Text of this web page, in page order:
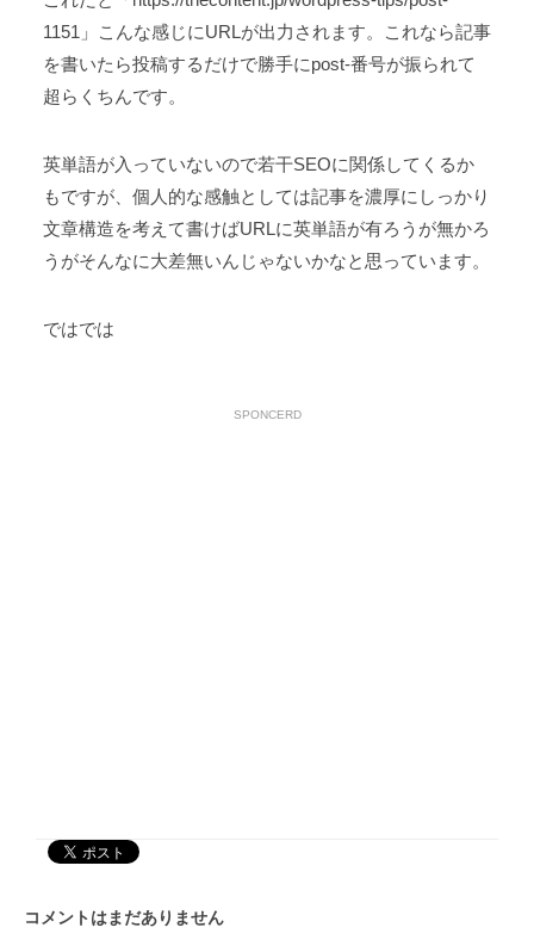
1151」こんな感じにURLが出力されます。これなら記事
を書いたら投稿するだけで勝手にpost-番号が振られて
超らくちんです。
英単語が入っていないので若干SEOに関係してくるか
もですが、個人的な感触としては記事を濃厚にしっかり
文章構造を考えて書けばURLに英単語が有ろうが無かろ
うがそんなに大差無いんじゃないかなと思っています。
ではでは
SPONCERD
コメントはまだありません